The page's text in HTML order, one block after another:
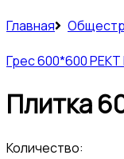
Главная
Грес 600*600
Плитка
Количество: